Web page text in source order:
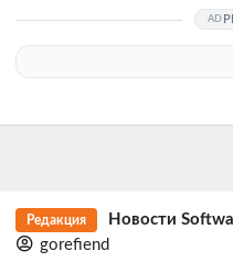
Редакция Новости
gorefiend